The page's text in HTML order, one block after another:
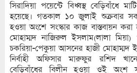
সিরাদিয়া পয়েন্টে বিধ্বস্থ বেড়িবাঁধে
হয়েছে। গতকাল ১০ জুলাই শুক্রবার
হওয়া অংশে সংস্কার কাজ বাস্তবায়ন করা
মোহাম্মদ নাজিরুল ইসলাম(লালা
চকরিয়া-পেকুয়া আসনের হাজী মোহাম্মদ
নির্বাহী অফিসার মারুফুর রশিদ
বেড়িবাঁধের বিলীন হওয়া ওই অংশ